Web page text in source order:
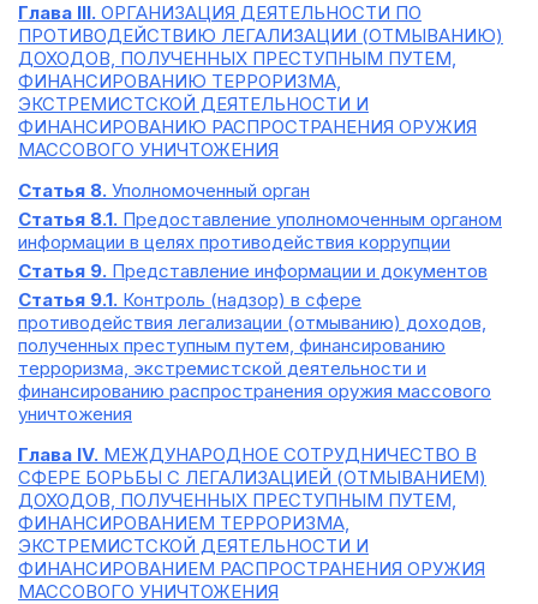
Глава III. ОРГАНИЗАЦИЯ ДЕЯТЕЛЬНОСТИ ПО
ПРОТИВОДЕЙСТВИЮ ЛЕГАЛИЗАЦИИ (ОТМЫВАНИЮ)
ДОХОДОВ, ПОЛУЧЕННЫХ ПРЕСТУПНЫМ ПУТЕМ,
ФИНАНСИРОВАНИЮ ТЕРРОРИЗМА,
ЭКСТРЕМИСТСКОЙ ДЕЯТЕЛЬНОСТИ И
ФИНАНСИРОВАНИЮ РАСПРОСТРАНЕНИЯ ОРУЖИЯ
МАССОВОГО УНИЧТОЖЕНИЯ
Статья 8. Уполномоченный орган
Статья 8.1. Предоставление уполномоченным органом
информации в целях противодействия коррупции
Статья 9. Представление информации и документов
Статья 9.1. Контроль (надзор) в сфере
противодействия легализации (отмыванию) доходов,
полученных преступным путем, финансированию
терроризма, экстремистской деятельности и
финансированию распространения оружия массового
уничтожения
Глава IV. МЕЖДУНАРОДНОЕ СОТРУДНИЧЕСТВО В
СФЕРЕ БОРЬБЫ С ЛЕГАЛИЗАЦИЕЙ (ОТМЫВАНИЕМ)
ДОХОДОВ, ПОЛУЧЕННЫХ ПРЕСТУПНЫМ ПУТЕМ,
ФИНАНСИРОВАНИЕМ ТЕРРОРИЗМА,
ЭКСТРЕМИСТСКОЙ ДЕЯТЕЛЬНОСТИ И
ФИНАНСИРОВАНИЕМ РАСПРОСТРАНЕНИЯ ОРУЖИЯ
МАССОВОГО УНИЧТОЖЕНИЯ